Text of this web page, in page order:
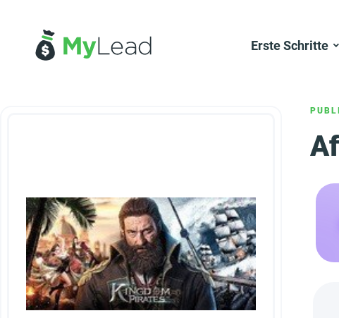
Erste Schritte